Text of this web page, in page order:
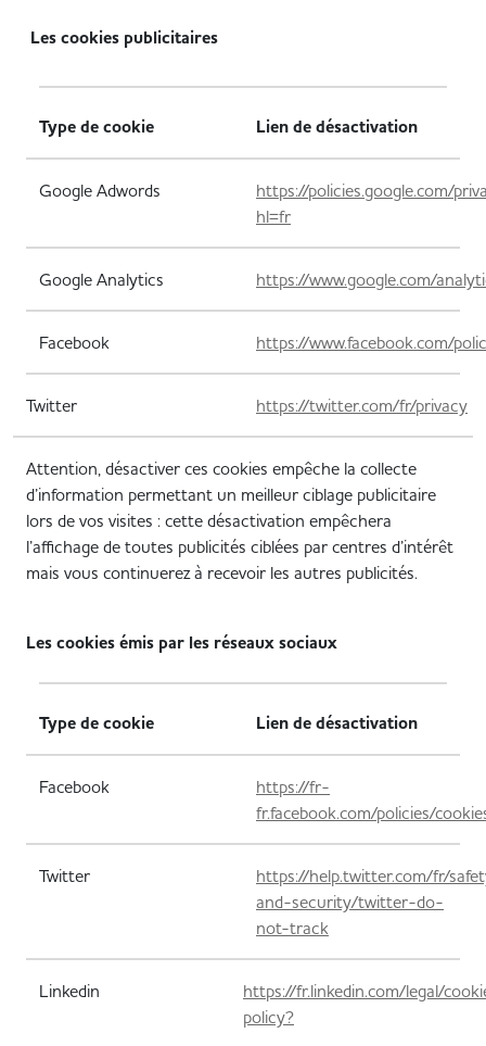
Les cookies publicitaires
Type de cookie Lien de désactivation
Google Adwords
https://policies.google.com/
hl=fr
Google Analytics https://www.google.com/
Facebook https://www.facebook.com/
Twitter https://twitter.com/fr/privacy
Attention, désactiver ces cookies empêche la collecte
d’information permettant un meilleur ciblage publicitaire
lors de vos visites : cette désactivation empêchera
l’affichage de toutes publicités ciblées par centres d’intérêt
mais vous continuerez à recevoir les autres publicités.
Les cookies émis par les réseaux sociaux
Type de cookie Lien de désactivation
Facebook
https://fr-
fr.facebook.com/policies/
Twitter
https://help.twitter.com/fr/
and-security/twitter-do-
not-track
Linkedin
https://fr.linkedin.com/legal/
policy?